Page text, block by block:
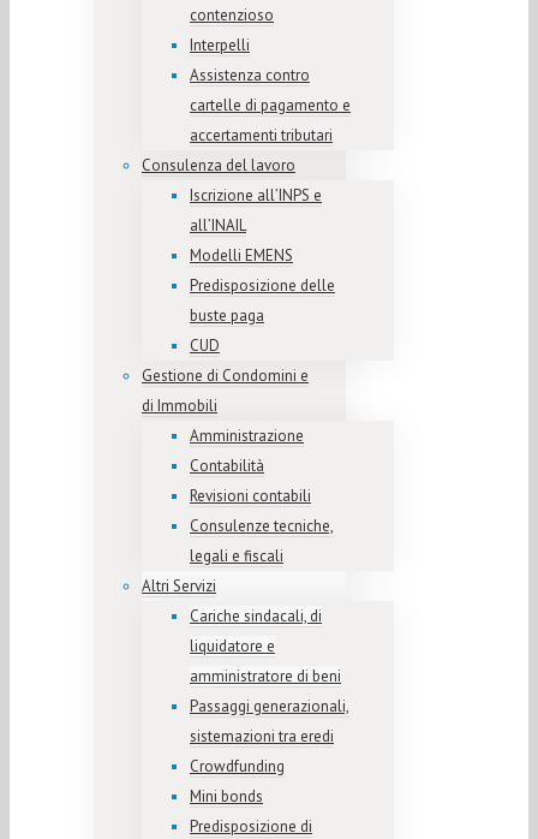
contenzioso
Interpelli
Assistenza contro
cartelle di pagamento e
accertamenti tributari
Consulenza del lavoro
Iscrizione all’INPS e
all’INAIL
Modelli EMENS
Predisposizione delle
buste paga
CUD
Gestione di Condomini e
di Immobili
Amministrazione
Contabilità
Revisioni contabili
Consulenze tecniche,
legali e fiscali
Altri Servizi
Cariche sindacali, di
liquidatore e
amministratore di beni
Passaggi generazionali,
sistemazioni tra eredi
Crowdfunding
Mini bonds
Predisposizione di